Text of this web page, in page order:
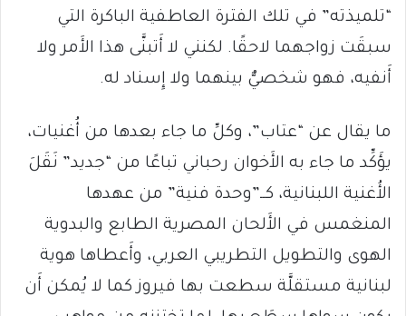
“تلميذته” في تلك الفترة العاطفية الباكرة التي
سبقَت زواجهما لاحقًا. لكنني لا أَتبنَّى هذا الأَمر ولا
أَنفيه، فهو شخصيٌّ بينهما ولا إِسناد له.
ما يقال عن “عتاب”، وكلِّ ما جاء بعدها من أُغنيات،
يؤَكِّد ما جاء به الأَخوان رحباني تباعًا من “جديد” نَقَلَ
الأُغنية اللبنانية، كــ”وحدة فنية” من عهدها
المنغمس في الأَلحان المصرية الطابع والبدوية
الهوى والتطويل التطريبي العربي، وأَعطاها هوية
لبنانية مستقلَّة سطعت بها فيروز كما لا يُمكن أَن